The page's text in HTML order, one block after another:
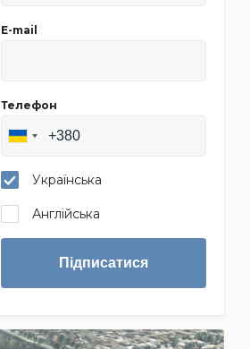
E-mail
Телефон
Українська
Англійська
Підписатися